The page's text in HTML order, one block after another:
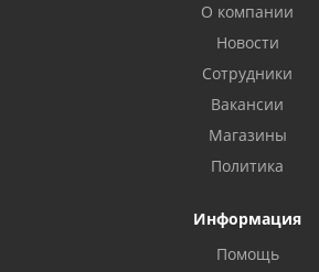
О компании
Новости
Сотрудники
Вакансии
Магазины
Политика
Информация
Помощь